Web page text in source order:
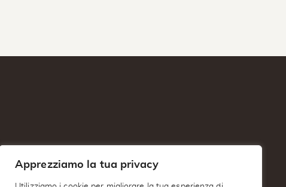
Apprezziamo la tua privacy